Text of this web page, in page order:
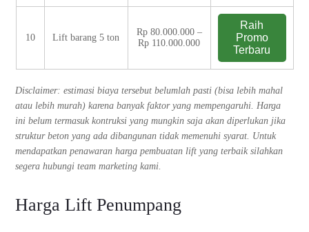
10 Lift barang 5 ton
Rp 80.000.000 –
Rp 110.000.000
Raih
Promo
Terbaru
Disclaimer: estimasi biaya tersebut belumlah pasti (bisa lebih mahal
atau lebih murah) karena banyak faktor yang mempengaruhi. Harga
ini belum termasuk kontruksi yang mungkin saja akan diperlukan jika
struktur beton yang ada dibangunan tidak memenuhi syarat. Untuk
mendapatkan penawaran harga pembuatan lift yang terbaik silahkan
segera hubungi team marketing kami.
Harga Lift Penumpang